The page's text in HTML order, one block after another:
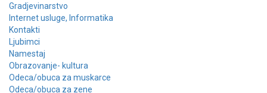
Gradjevinarstvo
Internet usluge, Informatika
Kontakti
Ljubimci
Namestaj
Obrazovanje- kultura
Odeca/obuca za muskarce
Odeca/obuca za zene